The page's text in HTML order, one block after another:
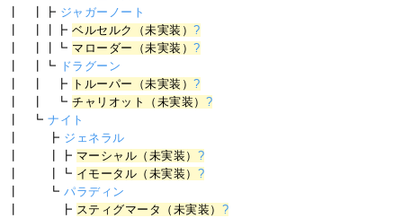
┃ ┃┣ ジャガーノート
┃ ┃┃┣ベルセルク（未実装）?
┃ ┃┃┗ マローダー（未実装）?
┃ ┃┗ ドラグーン
┃ ┃ ┣ トルーパー（未実装）?
┃ ┃ ┗チャリオット（未実装） ?
┃ ┗ナイト
┃ ┣ ジェネラル
┃ ┃┣ マーシャル（未実装） ?
┃ ┃┗ イモータル（未実装） ?
┃ ┗パラディン
┃ ┣ スティグマータ（未実装） ?